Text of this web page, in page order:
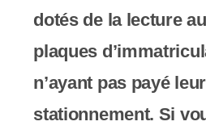
dotés de la lecture
plaques
n’ayant pas payé leur
stationnement. Si